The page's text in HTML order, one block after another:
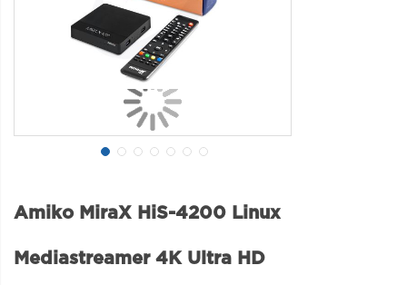
Amiko MiraX HiS-4200 Linux
Mediastreamer 4K Ultra HD